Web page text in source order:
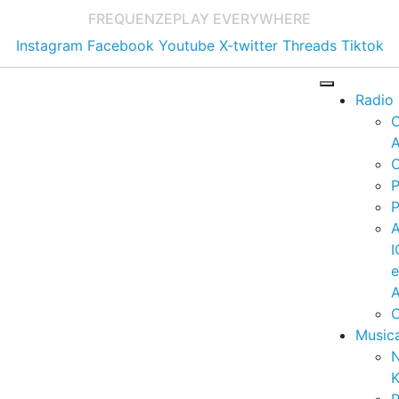
FREQUENZEPLAY EVERYWHERE
Instagram Facebook Youtube X-twitter Threads Tiktok
Radio
e